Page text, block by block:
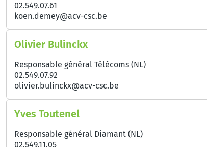
02.549.07.61
koen.demey@acv-csc.be
Olivier Bulinckx
Responsable général Télécoms (NL)
02.549.07.92
olivier.bulinckx@acv-csc.be
Yves Toutenel
Responsable général Diamant (NL)
02.549.11.05